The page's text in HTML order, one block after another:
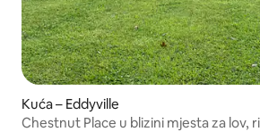
Kuća – Eddyville
Chestnut Place u blizini mjesta za lov,